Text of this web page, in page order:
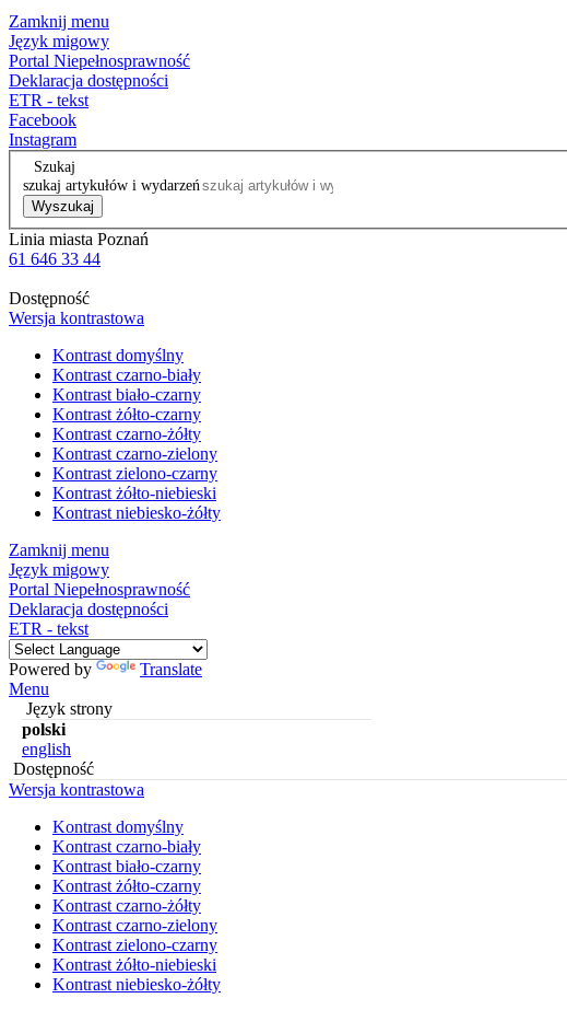
Zamknij menu
Język migowy
Portal Niepełnosprawność
Deklaracja dostępności
ETR - tekst
Facebook
Instagram
Szukaj
szukaj artykułów i wydarzeń
Wyszukaj
Linia miasta Poznań
61 646 33 44
Dostępność
Wersja kontrastowa
Kontrast domyślny
Kontrast czarno-biały
Kontrast biało-czarny
Kontrast żółto-czarny
Kontrast czarno-żółty
Kontrast czarno-zielony
Kontrast zielono-czarny
Kontrast żółto-niebieski
Kontrast niebiesko-żółty
Zamknij menu
Język migowy
Portal Niepełnosprawność
Deklaracja dostępności
ETR - tekst
Powered by
Translate
Menu
Język strony
polski
english
Dostępność
Wersja kontrastowa
Kontrast domyślny
Kontrast czarno-biały
Kontrast biało-czarny
Kontrast żółto-czarny
Kontrast czarno-żółty
Kontrast czarno-zielony
Kontrast zielono-czarny
Kontrast żółto-niebieski
Kontrast niebiesko-żółty